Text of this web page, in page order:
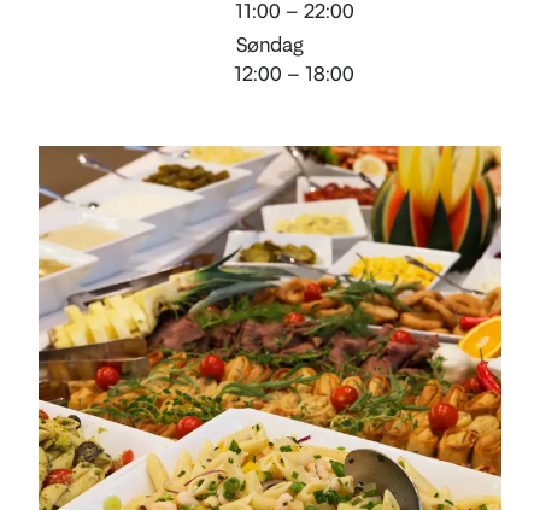
11:00 – 22:00
Søndag
12:00 – 18:00